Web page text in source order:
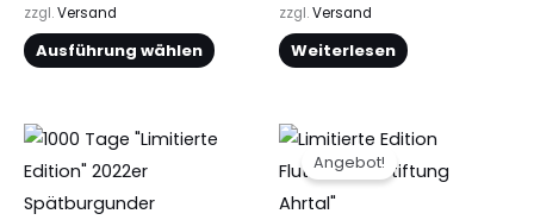
zzgl.Versand
Ausführung wählen
zzgl.Versand
Weiterlesen
Angebot!
Ursprünglicher
Preis
war:
Aktueller
Preis
ist:
Dieses
Produkt
weist